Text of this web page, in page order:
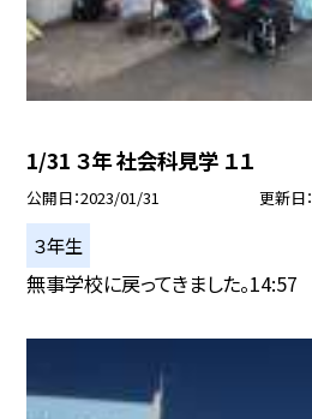
1/31 ３年 社会科見学 １１
公開日 2023/01/31 更新日
３年生
無事学校に戻ってきました。14:57